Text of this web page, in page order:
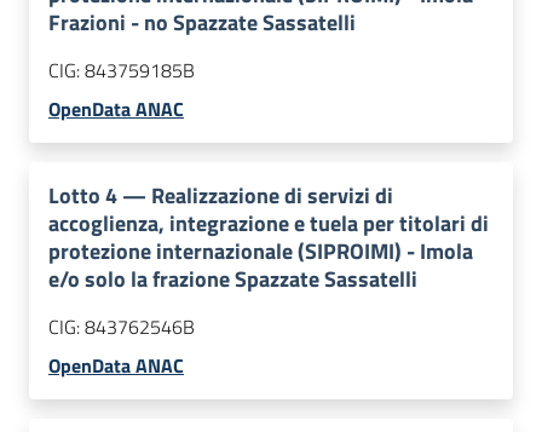
Frazioni - no Spazzate Sassatelli
CIG:843759185B
OpenData ANAC
Lotto4— Realizzazione di servizi di
accoglienza, integrazione e tuela per titolari di
protezione internazionale (SIPROIMI) - Imola
e/o solo la frazione Spazzate Sassatelli
CIG:843762546B
OpenData ANAC